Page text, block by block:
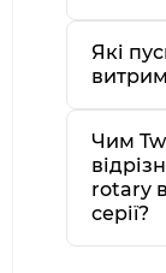
Які
Чим
rotary
серії?